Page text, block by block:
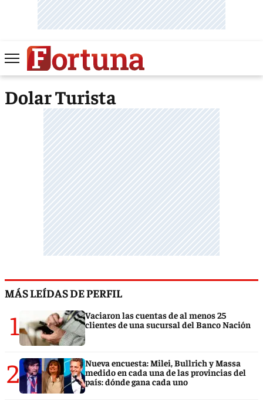
Dolar Turista
MÁS LEÍDAS DE PERFIL
1
Vaciaron las cuentas de al menos 25
clientes de una sucursal del Banco Nación
2
Nueva encuesta: Milei, Bullrich y Massa
medido en cada una de las provincias del
país: dónde gana cada uno